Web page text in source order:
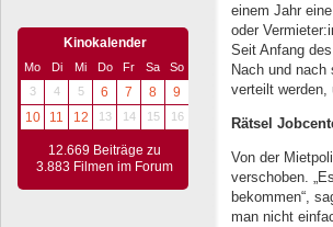
Kinokalender
Mo Di Mi Do Fr Sa
So
3
4 5 6 7 8
9
10
11 12 13 14 15 16
12.669 Beiträge zu
3.883 Filmen im Forum
einem Jahr
oder
Seit Anfang
Nach und nach
verteilt werden,
Rätsel
Von der
verschoben.
bekommen“,
man nicht